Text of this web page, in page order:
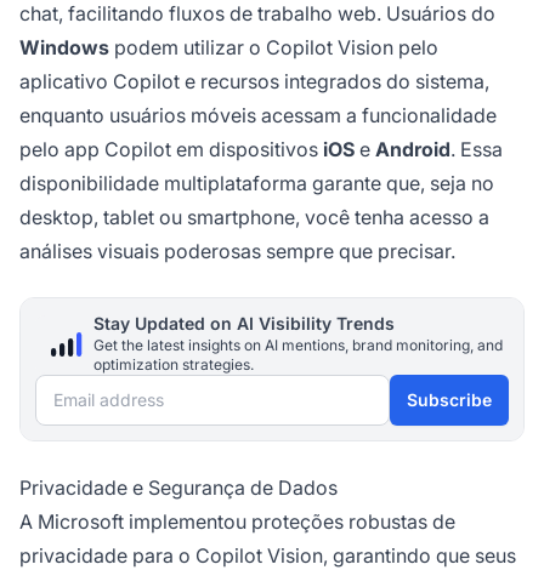
chat, facilitando fluxos de trabalho web. Usuários do
Windows podem utilizar o Copilot Vision pelo
aplicativo Copilot e recursos integrados do sistema,
enquanto usuários móveis acessam a funcionalidade
pelo app Copilot em dispositivos iOS e Android. Essa
disponibilidade multiplataforma garante que, seja no
desktop, tablet ou smartphone, você tenha acesso a
análises visuais poderosas sempre que precisar.
Stay Updated on AI Visibility Trends
Get the latest insights on AI mentions, brand monitoring, and
optimization strategies.
Email address Subscribe
Privacidade e Segurança de Dados
A Microsoft implementou proteções robustas de
privacidade para o Copilot Vision, garantindo que seus